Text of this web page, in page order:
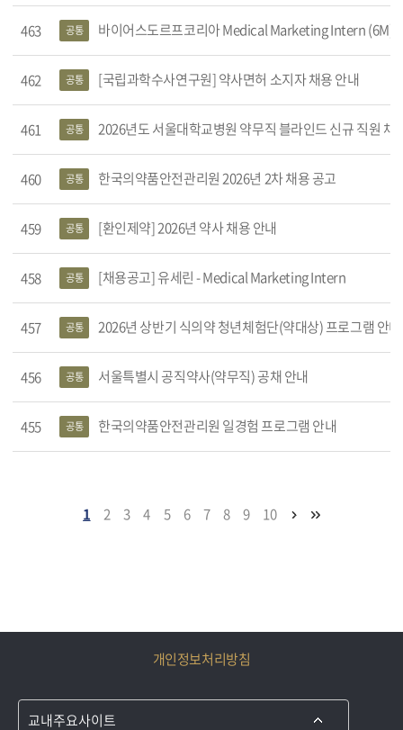
463 공통 바이어스도르프코리아 Medical Marketing Intern (6M)
462 공통 [국립과학수사연구원] 약사면허 소지자 채용 안내
461 공통 2026년도 서울대학교병원 약무직 블라인드 신규 직원 채용 공
460 공통 한국의약품안전관리원 2026년 2차 채용 공고
459 공통 [환인제약] 2026년 약사 채용 안내
458 공통 [채용공고] 유세린 - Medical Marketing Intern
457 공통 2026년 상반기 식의약 청년체험단(약대상) 프로그램 안
456 공통 서울특별시 공직약사(약무직) 공채 안내
455 공통 한국의약품안전관리원 일경험 프로그램 안내
1 2 3 4 5 6 7 8 9 10
개인정보처리방침